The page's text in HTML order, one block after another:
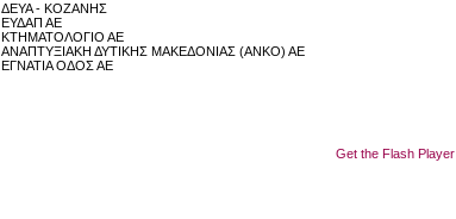
ΔΕΥΑ - ΚΟΖΑΝΗΣ
ΕΥΔΑΠ ΑΕ
ΚΤΗΜΑΤΟΛΟΓΙΟ ΑΕ
ΑΝΑΠΤΥΞΙΑΚΗ ΔΥΤΙΚΗΣ ΜΑΚΕΔΟΝΙΑΣ (ΑΝΚΟ) ΑΕ
ΕΓΝΑΤΙΑ ΟΔΟΣ ΑΕ
Get the Flash Player